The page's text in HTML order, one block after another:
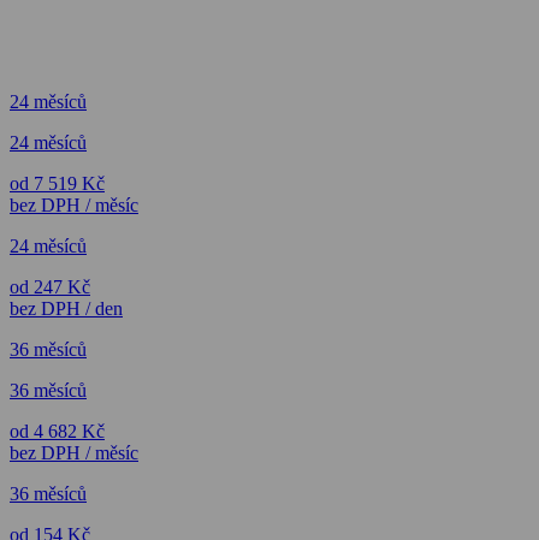
24 měsíců
24 měsíců
od 7 519 Kč
bez DPH / měsíc
24 měsíců
od 247 Kč
bez DPH / den
36 měsíců
36 měsíců
od 4 682 Kč
bez DPH / měsíc
36 měsíců
od 154 Kč